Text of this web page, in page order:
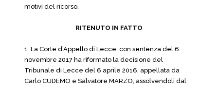
motivi del ricorso.
RITENUTO IN FATTO
1. La Corte d’Appello di Lecce, con sentenza del 6
novembre 2017 ha riformato la decisione del
Tribunale di Lecce del 6 aprile 2016, appellata da
Carlo CUDEMO e Salvatore MARZO, assolvendoli dal